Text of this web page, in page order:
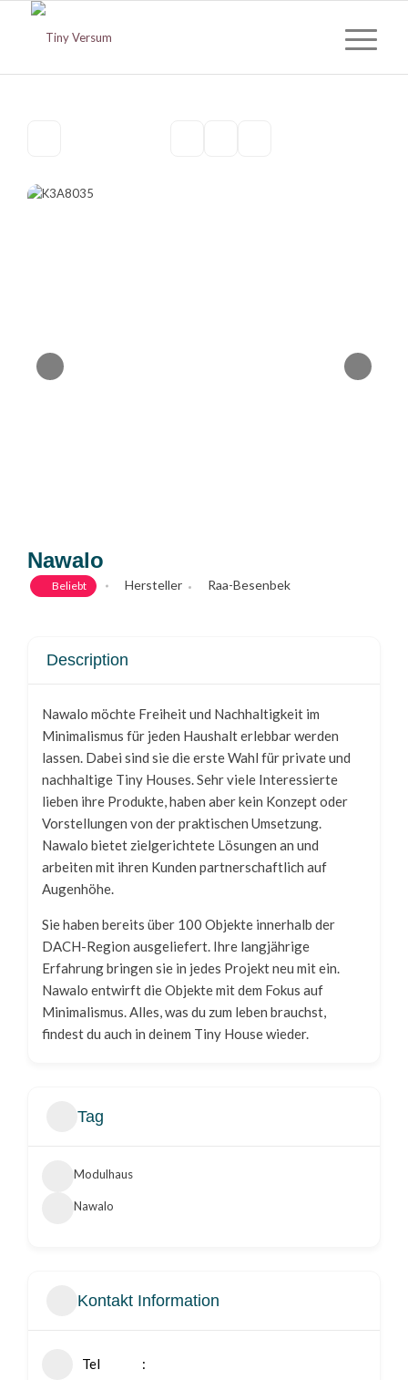
Nawalo
Beliebt Hersteller Raa-Besenbek
Description
Nawalo möchte Freiheit und Nachhaltigkeit im
Minimalismus für jeden Haushalt erlebbar werden
lassen. Dabei sind sie die erste Wahl für private und
nachhaltige Tiny Houses. Sehr viele Interessierte
lieben ihre Produkte, haben aber kein Konzept oder
Vorstellungen von der praktischen Umsetzung.
Nawalo bietet zielgerichtete Lösungen an und
arbeiten mit ihren Kunden partnerschaftlich auf
Augenhöhe.
Sie haben bereits über 100 Objekte innerhalb der
DACH-Region ausgeliefert. Ihre langjährige
Erfahrung bringen sie in jedes Projekt neu mit ein.
Nawalo entwirft die Objekte mit dem Fokus auf
Minimalismus. Alles, was du zum leben brauchst,
findest du auch in deinem Tiny House wieder.
Tag
Modulhaus
Nawalo
Kontakt Information
Tel